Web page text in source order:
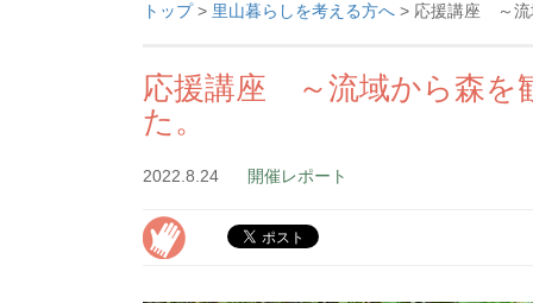
トップ> 里山暮らしを考える方へ > 応援講座 ～流
応援講座 ～流域から森
た。
2022.8.24 開催レポート